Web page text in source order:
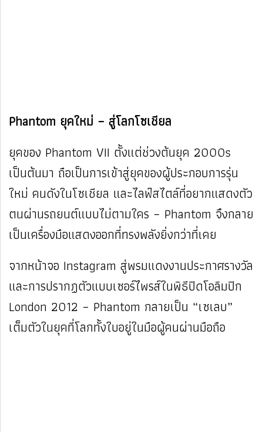
Phantom ยุคใหม่ – สู่โลกโซเชียล
ยุคของ Phantom VII ตั้งแต่ช่วงต้นยุค 2000s
เป็นต้นมา ถือเป็นการเข้าสู่ยุคของผู้ประกอบการรุ่น
ใหม่ คนดังในโซเชียล และไลฟ์สไตล์ที่อยากแสดงตัว
ตนผ่านรถยนต์แบบไม่ตามใคร – Phantom จึงกลาย
เป็นเครื่องมือแสดงออกที่ทรงพลังยิ่งกว่าที่เคย
จากหน้าจอ Instagram สู่พรมแดงงานประกาศรางวัล
และการปรากฏตัวแบบเซอร์ไพรส์ในพิธีปิดโอลิมปิก
London 2012 – Phantom กลายเป็น “เซเลบ”
เต็มตัวในยุคที่โลกทั้งใบอยู่ในมือผู้คนผ่านมือถือ